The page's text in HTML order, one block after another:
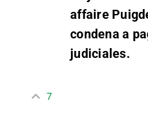
affaire
condena a
judiciales.
7